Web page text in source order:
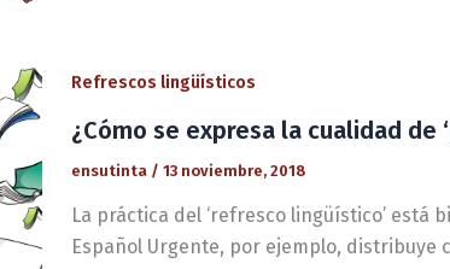
Refrescos lingüísticos
¿Cómo se expresa la cualidad de
ensutinta / 13 noviembre, 2018
La práctica del ‘refresco lingüístico’ está
Español Urgente, por ejemplo, distribuye